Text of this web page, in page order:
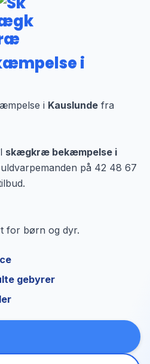
i
i Kauslunde fra
skægkræ bekæmpelse i
på 42 48 67
for børn og dyr.
gebyrer